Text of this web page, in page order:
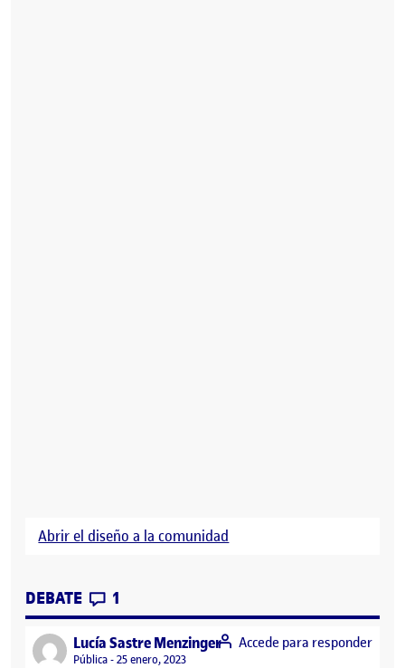
Abrir el diseño a la comunidad
DEBATE CONTRIBUTIONS
1
Lucía Sastre Menzingersays:
Visibilidad:
Pública 25 enero, 2023
Accede para responder